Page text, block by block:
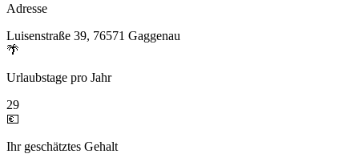
Adresse
Luisenstraße 39, 76571 Gaggenau
🌴
Urlaubstage pro Jahr
29
💶
Ihr geschätztes Gehalt